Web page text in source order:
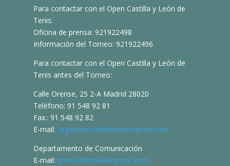
Para contactar con el Open Castilla y León de
Tenis:
Oficina de prensa: 921922498
Información del Torneo: 921922496
Para contactar con el Open Castilla y León de
Tenis antes del Torneo:
Calle Orense, 25 2-A Madrid 28020
Teléfono: 91 548 92 81
Fax.: 91 548 92 82
E-mail: organizacion@teniselespinar.com
Departamento de Comunicación
E-mail: prensa@teniselespinar.com